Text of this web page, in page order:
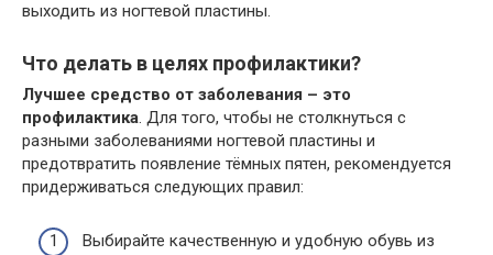
выходить из ногтевой пластины.
Что делать в целях профилактики?
Лучшее средство от заболевания – это
профилактика. Для того, чтобы не столкнуться с
разными заболеваниями ногтевой пластины и
предотвратить появление тёмных пятен, рекомендуется
придерживаться следующих правил:
Выбирайте качественную и удобную обувь из